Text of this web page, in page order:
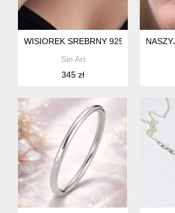
WISIOREK SREBRNY 925 KŁOS W
Sin Art
345 zł